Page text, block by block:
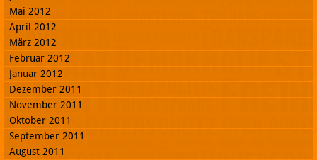
Mai 2012
April 2012
März 2012
Februar 2012
Januar 2012
Dezember 2011
November 2011
Oktober 2011
September 2011
August 2011